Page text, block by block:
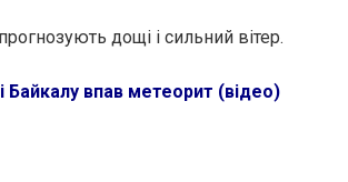
дощі і сильний вітер.
Байкалу впав метеорит (відео)